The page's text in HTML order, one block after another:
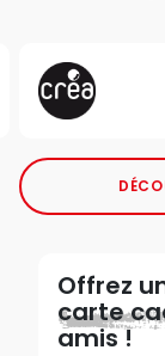
Offrez
carte
amis !